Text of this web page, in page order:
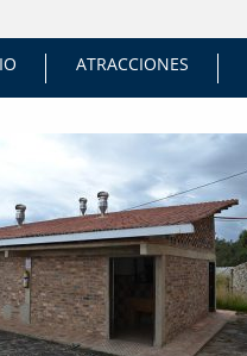
ATRACCIONES